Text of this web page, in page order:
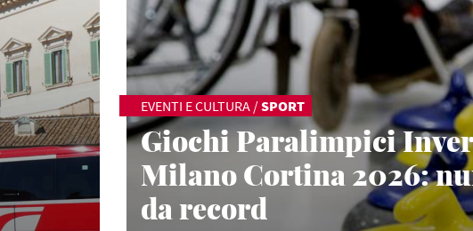
EVENTI E CULTURA /SPORT
Giochi Paralimpici
Milano Cortina 2026:
da record